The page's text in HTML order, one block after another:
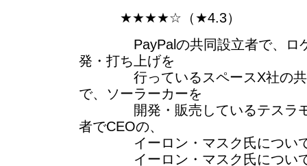
★★★★☆（★4.3）
PayPalの共同設立者で、ロケ
発・打ち上げを
行っているスペースX社の共
で、ソーラーカーを
開発・販売しているテスラモ
者でCEOの、
イーロン・マスク氏について
イーロン・マスク氏について